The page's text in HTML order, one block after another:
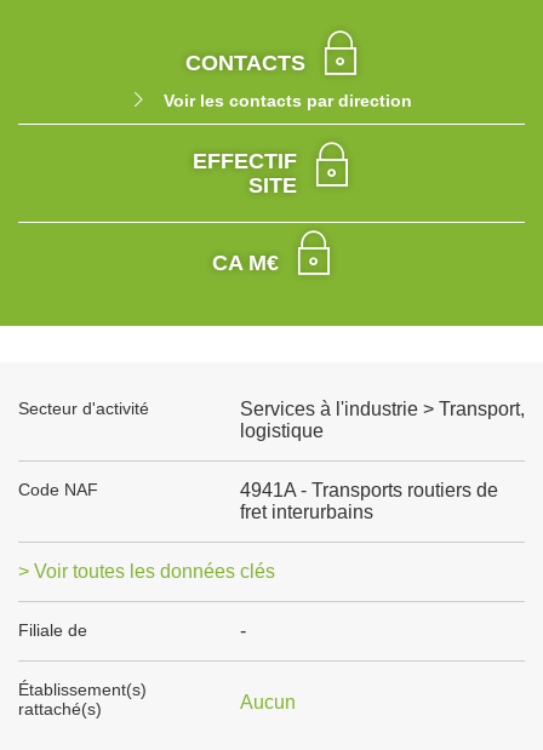
CONTACTS
Voir les contacts par direction
EFFECTIF
SITE
CA M€
Secteur d'activité
Services à l'industrie > Transport,
logistique
Code NAF
4941A - Transports routiers de
fret interurbains
> Voir toutes les données clés
Filiale de -
Établissement(s)
rattaché(s)
Aucun